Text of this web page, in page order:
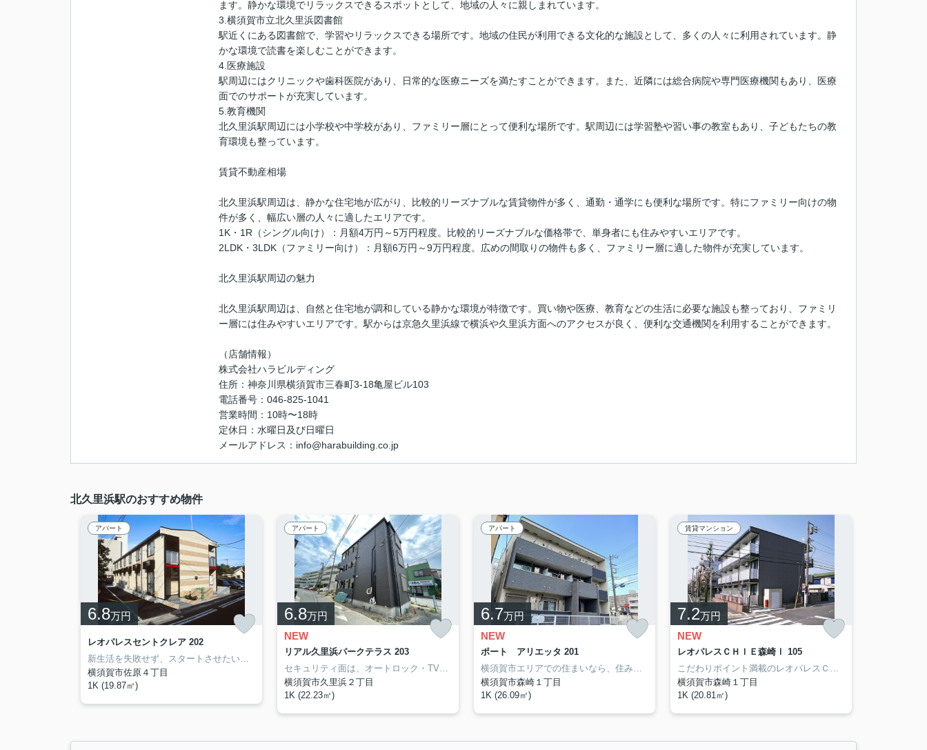
ます。静かな環境でリラックスできるスポットとして、地域の人々に親しまれています。
3.横須賀市立北久里浜図書館
駅近くにある図書館で、学習やリラックスできる場所です。地域の住民が利用できる文化的な施設として、多くの人々に利用されています。静
かな環境で読書を楽しむことができます。
4.医療施設
駅周辺にはクリニックや歯科医院があり、日常的な医療ニーズを満たすことができます。また、近隣には総合病院や専門医療機関もあり、医療
面でのサポートが充実しています。
5.教育機関
北久里浜駅周辺には小学校や中学校があり、ファミリー層にとって便利な場所です。駅周辺には学習塾や習い事の教室もあり、子どもたちの教
育環境も整っています。
賃貸不動産相場
北久里浜駅周辺は、静かな住宅地が広がり、比較的リーズナブルな賃貸物件が多く、通勤・通学にも便利な場所です。特にファミリー向けの物
件が多く、幅広い層の人々に適したエリアです。
1K・1R（シングル向け）：月額4万円～5万円程度。比較的リーズナブルな価格帯で、単身者にも住みやすいエリアです。
2LDK・3LDK（ファミリー向け）：月額6万円～9万円程度。広めの間取りの物件も多く、ファミリー層に適した物件が充実しています。
北久里浜駅周辺の魅力
北久里浜駅周辺は、自然と住宅地が調和している静かな環境が特徴です。買い物や医療、教育などの生活に必要な施設も整っており、ファミリ
ー層には住みやすいエリアです。駅からは京急久里浜線で横浜や久里浜方面へのアクセスが良く、便利な交通機関を利用することができます。
（店舗情報）
株式会社ハラビルディング
住所：神奈川県横須賀市三春町3-18亀屋ビル103
電話番号：046-825-1041
営業時間：10時〜18時
定休日：水曜日及び日曜日
メールアドレス：info@harabuilding.co.jp
北久里浜駅のおすすめ物件
アパート
6.8万円
レオパレスセントクレア 202
新生活を失敗せず、スタートさせたいならこちらの「レオパレスセントクレア」はいかがでしょうか。玄関先まで覗き穴を覗きに行かなくてもインターホン越しに誰が来たのかを確認できるので安心感があります。住みやすい環境が嬉しい賃貸物件です。横須賀市エリアのことなら、地域に特化した当社にお問い合わせを！確かな地域情報と賃貸情報をご提供いたしますので、ご安心して住まい探しをお任せ下さい。
横須賀市佐原４丁目
1K (19.87㎡)
アパート
6.8万円
NEW
リアル久里浜パークテラス 203
セキュリティ面は、オートロック・TVインターホンなど充実しているので、防犯対策もばっちりです。室内設備は洗面所独立・浴室乾燥機などが揃っているので、快適に過ごしやすいお部屋になります。こちらはペット相談可の物件です。お気軽にご相談ください。お部屋の情報から周辺地域の情報までお任せください。当社では、地域に詳しい熟練スタッフが横須賀市や京急久里浜付近でのお部屋探しをサポート致します。
横須賀市久里浜２丁目
1K (22.23㎡)
アパート
6.7万円
NEW
ポート アリエッタ 201
横須賀市エリアでの住まいなら、住み心地も快適な「ポート アリエッタ」はいかがでしょうか。セキュリティ面は、TVインターホン・オートロックなど充実しているので安心して生活できます。横須賀市に特化した当社は、確かな地域情報と豊富な賃貸情報を取り扱っています。知識をあまりお持ちでない方にも親切にサポート致しますので、ぜひお部屋探しは当社にお任せ下さい。
横須賀市森崎１丁目
1K (26.09㎡)
賃貸マンション
7.2万円
NEW
レオパレスＣＨＩＥ森崎Ⅰ 105
こだわりポイント満載のレオパレスＣＨＩＥ森崎Ⅰ。浴室乾燥機を設置していので、雨の日など外に干せない時でも部屋干し特有の臭いを防げます。TVインターフォンを設置し、セキュリティに配慮した物件です。家賃を10万円以下に抑えることができます。横須賀市にある北久里浜周辺でお住まいをお探しなら、当社にお任せ下さい。当社はお客様に満足していただけるようしっかりとサポート致します。
横須賀市森崎１丁目
1K (20.81㎡)